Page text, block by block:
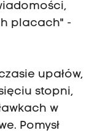
placach" -
upałów,
stopni,
w
Pomysł